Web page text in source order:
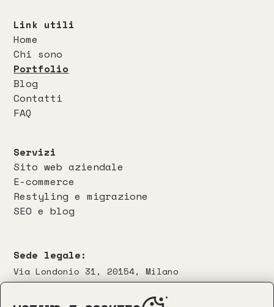
Sede legale:
Via Londonio 31, 20154, Milano
Link utili
Home
Chi sono
Portfolio
Blog
Contatti
FAQ
Servizi
Sito web aziendale
E-commerce
Restyling e migrazione
SEO e blog